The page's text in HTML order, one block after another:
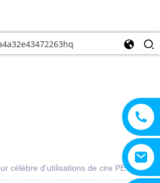
célèbre d'utilisations de cire PE